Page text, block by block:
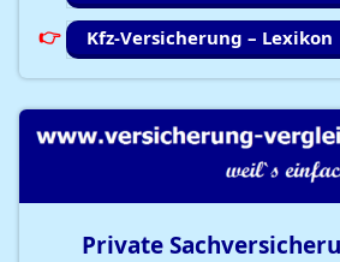
Kfz-Versicherung – Lexikon
Private